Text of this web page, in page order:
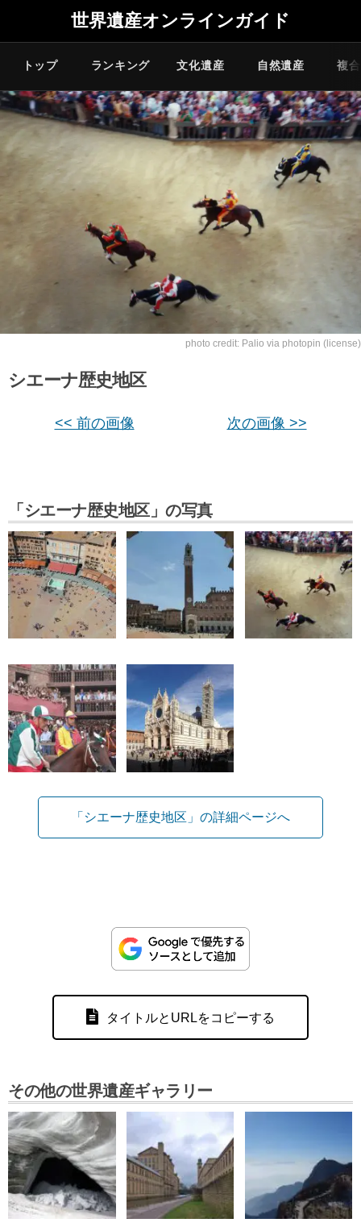
世界遺産オンラインガイド
トップ ランキング 文化遺産 自然遺産 複
photo credit: Palio via photopin (license)
シエーナ歴史地区
<< 前の画像 次の画像 >>
「シエーナ歴史地区」の写真
「シエーナ歴史地区」の詳細ページへ
タイトルとURLをコピーする
その他の世界遺産ギャラリー